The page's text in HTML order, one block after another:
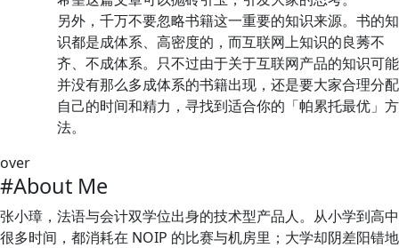
另外，千万不要忽略书籍这一重要的知识来源。书的知
识都是成体系、高密度的，而互联网上知识的良莠不
齐、不成体系。只不过由于关于互联网产品的知识可能
并没有那么多成体系的书籍出现，还是要大家合理分配
自己的时间和精力，寻找到适合你的「帕累托最优」方
法。
over
#About Me
张小璋，法语与会计双学位出身的技术型产品人。从小学到高中
很多时间，都消耗在 NOIP 的比赛与机房里；大学却阴差阳错地